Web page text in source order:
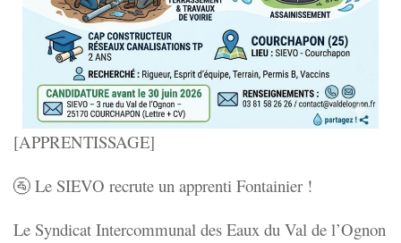
[APPRENTISSAGE]
🚰 Le SIEVO recrute un apprenti Fontainier !
Le Syndicat Intercommunal des Eaux du Val de l’Ognon